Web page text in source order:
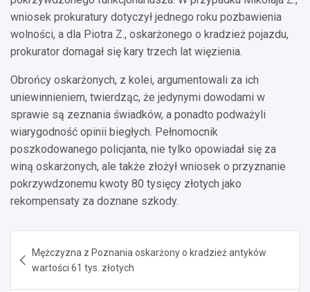
wniosek prokuratury dotyczył jednego roku pozbawienia
wolności, a dla Piotra Z., oskarżonego o kradzież pojazdu,
prokurator domagał się kary trzech lat więzienia.
Obrońcy oskarżonych, z kolei, argumentowali za ich
uniewinnieniem, twierdząc, że jedynymi dowodami w
sprawie są zeznania świadków, a ponadto podważyli
wiarygodność opinii biegłych. Pełnomocnik
poszkodowanego policjanta, nie tylko opowiadał się za
winą oskarżonych, ale także złożył wniosek o przyznanie
pokrzywdzonemu kwoty 80 tysięcy złotych jako
rekompensaty za doznane szkody.
wpisu
Mężczyzna z Poznania oskarżony o kradzież antyków
wartości 61 tys. złotych